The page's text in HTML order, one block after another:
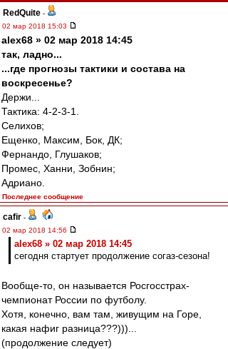
RedQuite -
02 мар 2018 15:03
alex68 » 02 мар 2018 14:45
так, ладно...
...где прогнозы тактики и состава на
воскресенье?
Держи...
Тактика: 4-2-3-1.
Селихов;
Ещенко, Максим, Бок, ДК;
Фернандо, Глушаков;
Промес, Ханни, Зобнин;
Адриано.
Последнее сообщение
cafir -
02 мар 2018 14:56
alex68 » 02 мар 2018 14:45
сегодня стартует продолжение согаз-сезона!
Вообще-то, он называется Росгосстрах-
чемпионат России по футболу.
Хотя, конечно, вам там, живущим на Горе,
какая нафиг разница???)))...
(продолжение следует)